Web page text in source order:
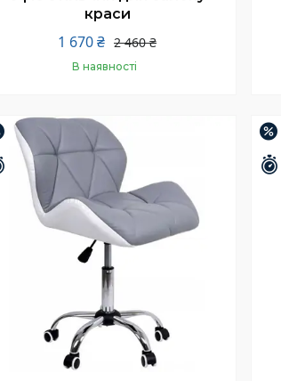
краси
2 460 ₴
1 670 ₴
В наявності
Купити
–18%
Залишилось 25 днів